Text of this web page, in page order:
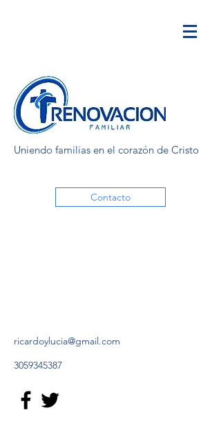
Uniendo familias en el corazón de Cristo
Contacto
ricardoylucia@gmail.com
3059345387